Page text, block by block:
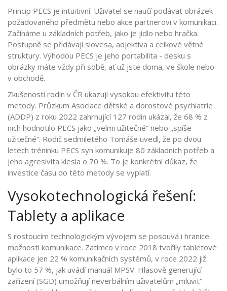
Princip PECS je intuitivní. Uživatel se naučí podávat obrázek
požadovaného předmětu nebo akce partnerovi v komunikaci.
Začínáme u základních potřeb, jako je jídlo nebo hračka.
Postupně se přidávají slovesa, adjektiva a celkové větné
struktury. Výhodou PECS je jeho portabilita - desku s
obrázky máte vždy při sobě, ať už jste doma, ve škole nebo
v obchodě.
Zkušenosti rodin v ČR ukazují vysokou efektivitu této
metody. Průzkum Asociace dětské a dorostové psychiatrie
(ADDP) z roku 2022 zahrnující 127 rodin ukázal, že 68 % z
nich hodnotilo PECS jako „velmi užitečné“ nebo „spíše
užitečné“. Rodič sedmiletého Tomáše uvedl, že po dvou
letech tréninku PECS syn komunikuje 80 základních potřeb a
jeho agresivita klesla o 70 %. To je konkrétní důkaz, že
investice času do této metody se vyplatí.
Vysokotechnologická řešení:
Tablety a aplikace
S rostoucím technologickým vývojem se posouvá i hranice
možností komunikace. Zatímco v roce 2018 tvořily tabletové
aplikace jen 22 % komunikačních systémů, v roce 2022 již
bylo to 57 %, jak uvádí manuál MPSV. Hlasově generující
zařízení (SGD) umožňují neverbálním uživatelům „mluvit“